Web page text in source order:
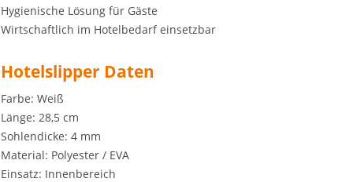
Hygienische Lösung für Gäste
Wirtschaftlich im Hotelbedarf einsetzbar
Hotelslipper Daten
Farbe: Weiß
Länge: 28,5 cm
Sohlendicke: 4 mm
Material: Polyester / EVA
Einsatz: Innenbereich